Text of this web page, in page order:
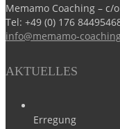
Memamo Coaching – c/
Tel: +49 (0) 176
info@memamo-
AKTUELLES
Erregung